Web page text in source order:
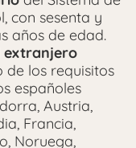
con sesenta y
años de edad.
extranjero
de los requisitos
españoles
Austria,
Francia,
Noruega,